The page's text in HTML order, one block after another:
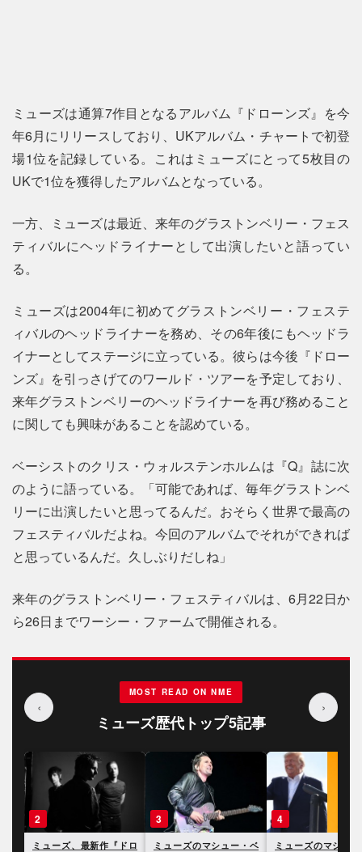
ミューズは通算7作目となるアルバム『ドローンズ』を今
年6月にリリースしており、UKアルバム・チャートで初登
場1位を記録している。これはミューズにとって5枚目の
UKで1位を獲得したアルバムとなっている。
一方、ミューズは最近、来年のグラストンベリー・フェス
ティバルにヘッドライナーとして出演したいと語ってい
る。
ミューズは2004年に初めてグラストンベリー・フェステ
ィバルのヘッドライナーを務め、その6年後にもヘッドラ
イナーとしてステージに立っている。彼らは今後『ドロー
ンズ』を引っさげてのワールド・ツアーを予定しており、
来年グラストンベリーのヘッドライナーを再び務めること
に関しても興味があることを認めている。
ベーシストのクリス・ウォルステンホルムは『Q』誌に次
のように語っている。「可能であれば、毎年グラストンベ
リーに出演したいと思ってるんだ。おそらく世界で最高の
フェスティバルだよね。今回のアルバムでそれができれば
と思っているんだ。久しぶりだしね」
来年のグラストンベリー・フェスティバルは、6月22日か
ら26日までワーシー・ファームで開催される。
‹
MOST READ ON NME
ミューズ歴代トップ5記事
›
3
ミューズのマシュー・ベ
4
ミューズのマシュー・ベ
5
ミューズのマシュ